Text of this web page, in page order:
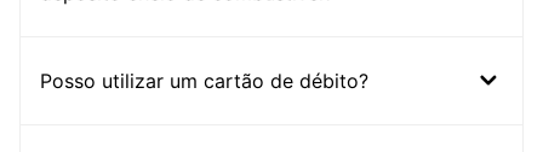
Posso utilizar um cartão de débito?